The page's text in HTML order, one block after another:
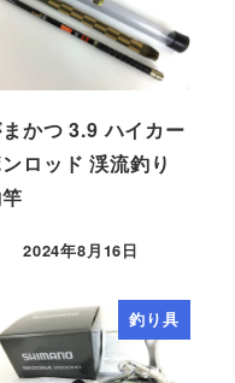
かつ 3.9 ハイカー
ロッド 渓流釣り
2024年8月16日
釣り具